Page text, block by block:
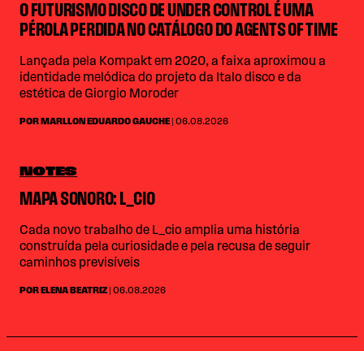
O FUTURISMO DISCO DE UNDER CONTROL É UMA
PÉROLA PERDIDA NO CATÁLOGO DO AGENTS OF TIME
Lançada pela Kompakt em 2020, a faixa aproximou a
identidade melódica do projeto da Italo disco e da
estética de Giorgio Moroder
POR MARLLON EDUARDO GAUCHE | 06.08.2026
NOTES
MAPA SONORO: L_CIO
Cada novo trabalho de L_cio amplia uma história
construída pela curiosidade e pela recusa de seguir
caminhos previsíveis
POR ELENA BEATRIZ | 06.08.2026